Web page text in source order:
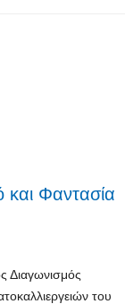
και Φαντασία
Διαγωνισμός
του